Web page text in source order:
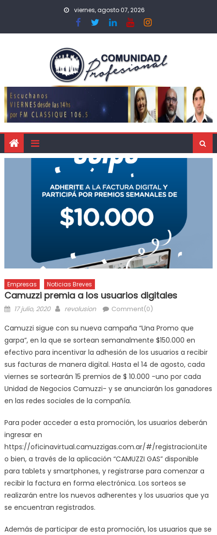
viernes, agosto 07, 2026
Empresas Noticias Breves
Camuzzi premia a los usuarios digitales
17 julio, 2020 revolusion Comment(0)
Camuzzi sigue con su nueva campaña “Una Promo que
garpa”, en la que se sortean semanalmente $150.000 en
efectivo para incentivar la adhesión de los usuarios a recibir
sus facturas de manera digital. Hasta el 14 de agosto, cada
viernes se sortearán 15 premios de $ 10.000 -uno por cada
Unidad de Negocios Camuzzi- y se anunciarán los ganadores
en las redes sociales de la compañía.
Para poder acceder a esta promoción, los usuarios deberán
ingresar en
https://oficinavirtual.camuzzigas.com.ar/#/registracionLite
o bien, a través de la aplicación “CAMUZZI GAS” disponible
para tablets y smartphones, y registrarse para comenzar a
recibir la factura en forma electrónica. Los sorteos se
realizarán entre los nuevos adherentes y los usuarios que ya
se encuentran registrados.
Además de participar de esta promoción, los usuarios que se